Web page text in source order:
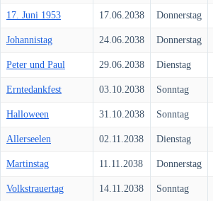
17. Juni 1953 17.06.2038 Donnerstag
Johannistag 24.06.2038 Donnerstag
Peter und Paul 29.06.2038 Dienstag
Erntedankfest 03.10.2038 Sonntag
Halloween 31.10.2038 Sonntag
Allerseelen 02.11.2038 Dienstag
Martinstag 11.11.2038 Donnerstag
Volkstrauertag 14.11.2038 Sonntag